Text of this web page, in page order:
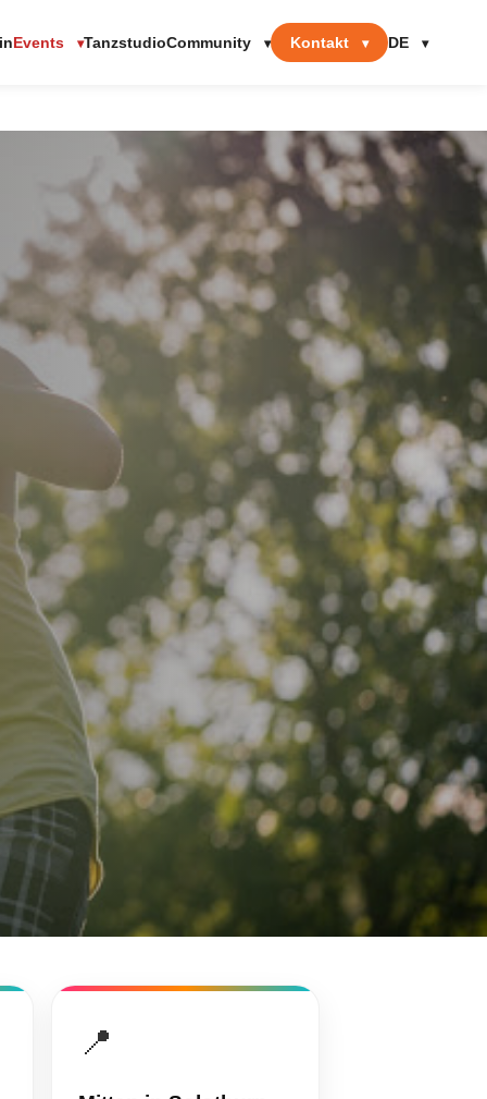
Events ▾TanzstudioCommunity ▾ Kontakt ▾ DE ▾
📍